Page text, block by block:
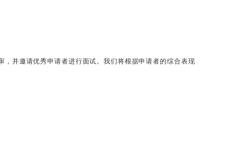
，并邀请优秀申请者进行面试。我们将根据申请者的综合表现